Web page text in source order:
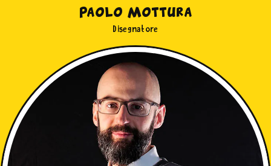
Paolo Mottura
Disegnatore